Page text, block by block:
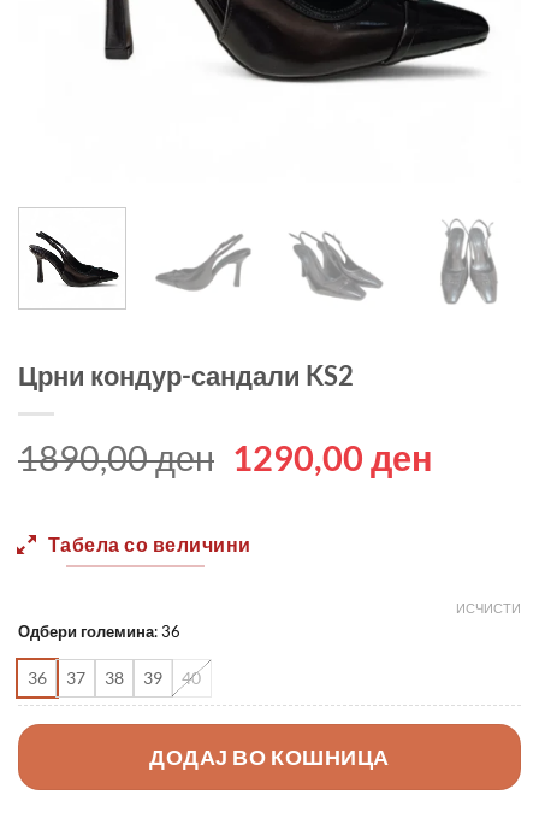
Црни кондур-сандали KS2
1890,00ден Original
1890,00 ден.
1290,00 ден
Табела со величини
Одбери големина:36
36 37 38 39 40
ИСЧИСТИ
ДОДАЈ ВО КОШНИЦА